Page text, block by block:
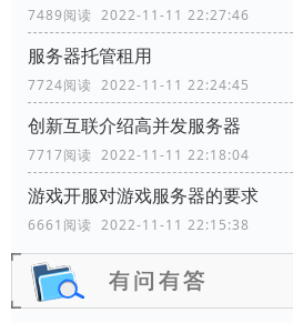
7489阅读 2022-11-11 22:27:46
服务器托管租用
7724阅读 2022-11-11 22:24:45
创新互联介绍高并发服务器
7717阅读 2022-11-11 22:18:04
游戏开服对游戏服务器的要求
6661阅读 2022-11-11 22:15:38